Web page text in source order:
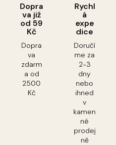
Dopra
va již
od 59
Kč
Dopra
va
zdarm
a od
2500
Kč
Rychl
á
expe
dice
Doručí
me za
2-3
dny
nebo
ihned
v
kamen
né
prodej
ně